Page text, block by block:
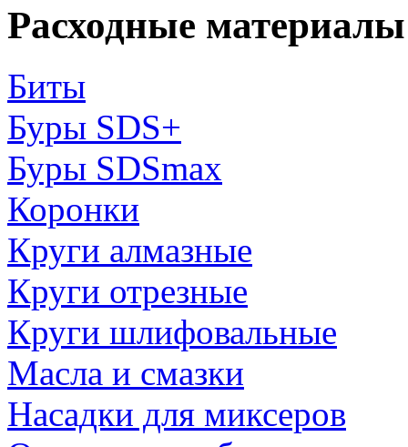
Расходные
Биты
Буры SDS+
Буры SDSmax
Коронки
Круги алмазные
Круги отрезные
Круги шлифовальные
Масла и смазки
Насадки для миксеров